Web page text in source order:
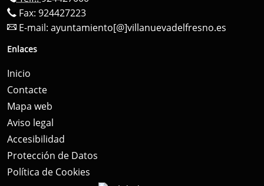
Fax: 924427223
E-mail: ayuntamiento[@]villanuevadelfresno.es
Enlaces
Inicio
Contacte
Mapa web
Aviso legal
Accesibilidad
Protección de Datos
Política de Cookies